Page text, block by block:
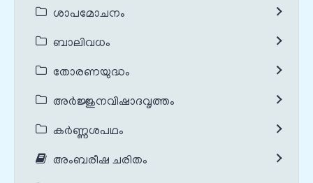
ശാപമോചനം
ബാലിവധം
തോരണയുദ്ധം
അർജ്ജുനവിഷാദവൃത്തം
കർണ്ണശപഥം
അംബരീഷ ചരിതം